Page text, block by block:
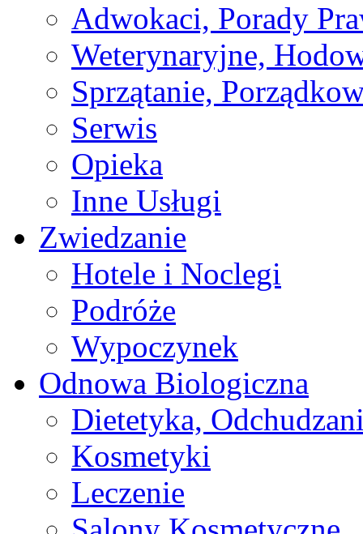
Adwokaci, Porady
Weterynaryjne,
Sprzątanie,
Serwis
Opieka
Inne Usługi
Zwiedzanie
Hotele i Noclegi
Podróże
Wypoczynek
Odnowa Biologiczna
Dietetyka,
Kosmetyki
Leczenie